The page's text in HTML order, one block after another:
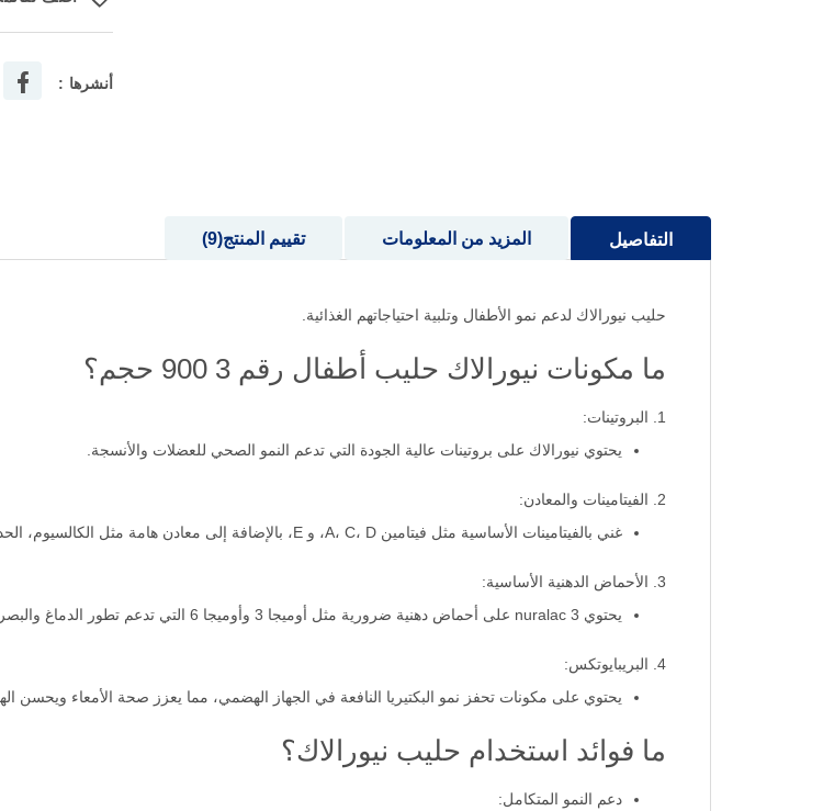
أنشرها :
التفاصيل
حليب نيورالاك لدعم نمو الأطفال وتلبية احتياجاتهم الغذائية.
ما مكونات نيورالاك حليب أطفال رقم 3 900 حجم؟
1. البروتينات:
يحتوي نيورالاك على بروتينات عالية الجودة التي تدعم النمو الصحي للعضلات والأنسجة.
2. الفيتامينات والمعادن:
غني بالفيتامينات الأساسية مثل فيتامين A، C، D، و E، بالإضافة إلى معادن هامة مثل الكالسيوم، الحديد، والزنك، التي تعزز مناعة الطفل وتدعم نمو العظام والأسنان.
3. الأحماض الدهنية الأساسية:
يحتوي nuralac 3 على أحماض دهنية ضرورية مثل أوميجا 3 وأوميجا 6 التي تدعم تطور الدماغ والبصر.
4. البريبايوتكس:
يحتوي على مكونات تحفز نمو البكتيريا النافعة في الجهاز الهضمي، مما يعزز صحة الأمعاء ويحسن
ما فوائد استخدام حليب نيورالاك؟
دعم النمو المتكامل:
المزيد من المعلومات تقييم المنتج 9